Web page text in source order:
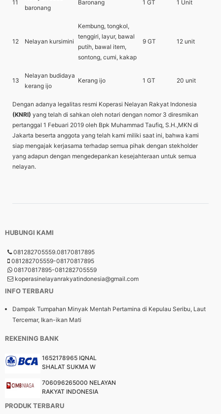
11
baronang
Baronang 1 GT 1 Unit
12 Nelayan kursimini
Kembung, tongkol,
tenggiri, layur, bawal
putih, bawal item,
sontong, cumi, kakap
9 GT 12 unit
13
Nelayan budidaya
kerang ijo
Kerang ijo 1 GT 20 unit
Dengan adanya legalitas resmi Koperasi Nelayan Rakyat Indonesia
(KNRI) yang telah di sahkan oleh notari dengan nomor 3 diresmikan
pertanggal 1 Febuari 2019 oleh Bpk Muhammad Taufiq, S.H.,MKN di
Jakarta beserta anggota yang telah kami miliki saat ini, bahwa kami
siap mengajak kerjasama terhadap semua pihak dengan stekholder
yang adapun dengan mengedepankan kesejahteraan untuk semua
nelayan.
HUBUNGI KAMI
081282705559.08170817895
081282705559-08170817895
08170817895-081282705559
koperasinelayanrakyatindonesia@gmail.com
INFO TERBARU
Dampak Tumpahan Minyak Mentah Pertamina di Kepulau Seribu, Laut
Tercemar, Ikan-ikan Mati
REKENING BANK
1652178965 IQNAL
SHALAT SUKMA W
706096265000 NELAYAN
RAKYAT INDONESIA
PRODUK TERBARU